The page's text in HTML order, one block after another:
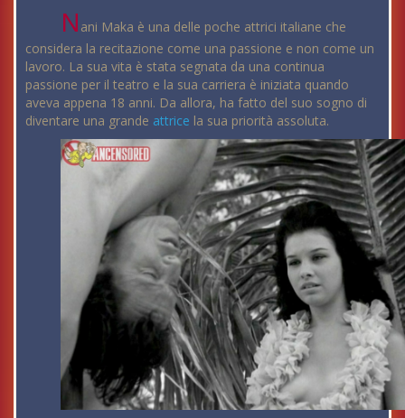
N ani Maka è una delle poche attrici italiane che
considera la recitazione come una passione e non come un
lavoro. La sua vita è stata segnata da una continua
passione per il teatro e la sua carriera è iniziata quando
aveva appena 18 anni. Da allora, ha fatto del suo sogno di
diventare una grande attrice la sua priorità assoluta.